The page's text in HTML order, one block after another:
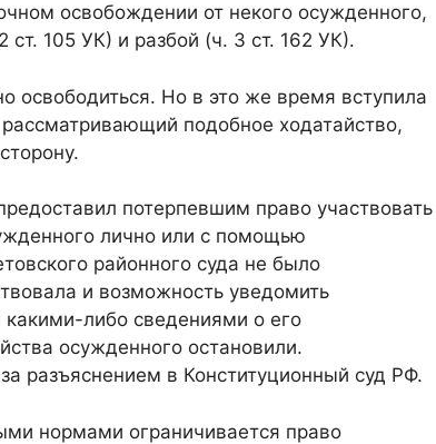
освобождении от некого осужденного,
105 УК) и разбой (ч. 3 ст. 162 УК).
освободиться. Но в это же время вступила
подобное ходатайство,
потерпевшим право участвовать
лично или с помощью
районного суда не было
и возможность уведомить
какими-либо сведениями о его
осужденного остановили.
разъяснением в Конституционный суд РФ.
нормами ограничивается право